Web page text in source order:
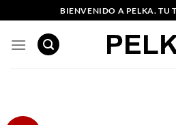
al
contenido
BIENVENIDO A PELKA. TU